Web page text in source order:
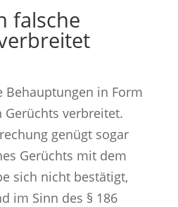
falsche
Behauptungen in Form
Gerüchts verbreitet.
genügt sogar
Gerüchts mit dem
sich nicht bestätigt,
im Sinn des § 186